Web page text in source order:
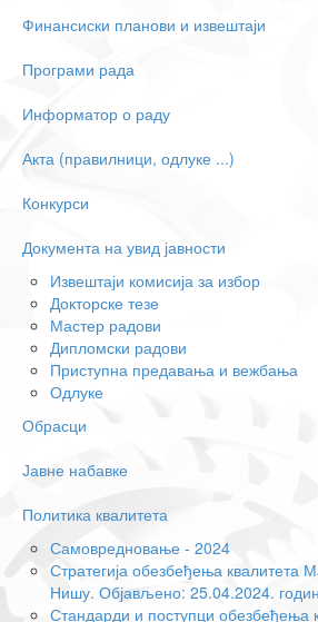
Финансиски планови и извештаји
Програми рада
Информатор о раду
Акта (правилници, одлуке ...)
Конкурси
Документа на увид јавности
Извештаји комисија за избор
Докторске тезе
Мастер радови
Дипломски радови
Приступна предавања и вежбања
Одлуке
Обрасци
Јавне набавке
Политика квалитета
Самовредновање - 2024
Стратегија обезбеђења квалитета
Нишу. Објављено: 25.04.2024.
Стандарди и поступци обезбеђења